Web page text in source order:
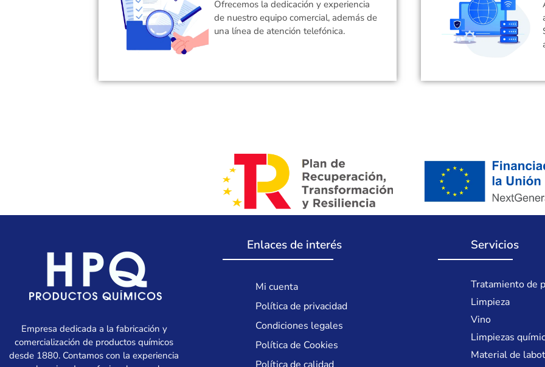
Ofrecemos la dedicación y experiencia
de nuestro equipo comercial, además de
una línea de atención telefónica.
Empresa dedicada a la fabricación y
comercialización de productos químicos
desde 1880. Contamos con la experiencia
Enlaces de interés
Mi cuenta
Política de privacidad
Condiciones legales
Política de Cookies
Servicios
Tratamiento de
Limpieza
Vino
Limpiezas
Material de